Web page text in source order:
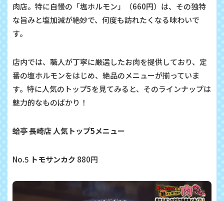
肉店。特に自慢の「塩ホルモン」（660円）は、その独特
な旨みと塩加減が絶妙で、何度も訪れたくなる味わいで
す。
店内では、職人が丁寧に厳選したお肉を提供しており、定
番の塩ホルモンをはじめ、絶品のメニューが揃っていま
す。特に人気のトップ5を見てみると、そのラインナップは
魅力的なものばかり！
蛤亭 長崎店 人気トップ5メニュー
No.5 トモサンカク 880円